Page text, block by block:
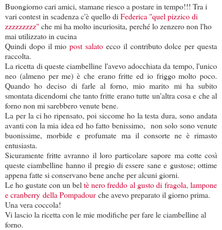
Buongiorno cari amici, stamane riesco a postare in tempo!!! Tra i
vari contest in scadenza c'è quello di Federica "quel pizzico di
zzzzzzzzz"che mi ha molto incuriosita, perché lo zenzero non l'ho
mai utilizzato in cucina
Quindi dopo il miopost salato ecco il contributo dolce per questa
raccolta.
La ricetta di queste ciambelline l'avevo adocchiata da tempo, l'unico
neo (almeno per me) è che erano fritte ed io friggo molto poco.
Quando ho deciso di farle al forno, mio marito mi ha subito
smontata dicendomi che tanto fritte erano tutte un'altra cosa e che al
forno non mi sarebbero venute bene.
La per la ci ho ripensato, poi siccome ho la testa dura, sono andata
avanti con la mia idea ed ho fatto benissimo, non solo sono venute
buonissime, morbide e profumate ma il consorte ne è rimasto
entusiasta.
Sicuramente fritte avranno il loro particolare sapore ma cotte così
queste ciambelline hanno il pregio di essere sane e gustose; ottime
appena fatte si conservano bene anche per alcuni giorni.
Le ho gustate con un bel tè nero freddo al gusto di fragola, lampone
e cranberry della Pompadourche avevo preparato il giorno prima.
Una vera coccola!
Vi lascio la ricetta con le mie modifiche per fare le ciambelline al
forno.